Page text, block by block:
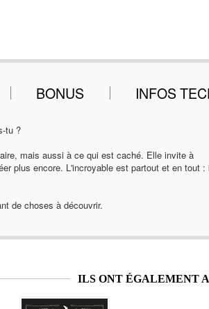
BONUS INFOS
tu ?
mais aussi à ce qui est caché. Elle invite à
plus encore. L'incroyable est partout et en tout :
de choses à découvrir.
ILS ONT ÉGALEMENT